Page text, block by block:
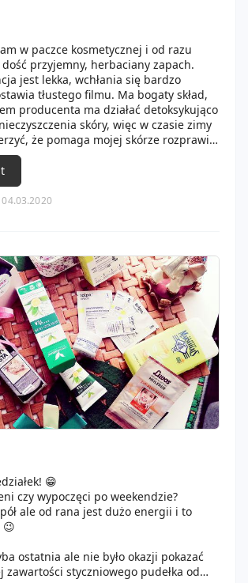
w paczce kosmetycznej i od razu
przyjemny, herbaciany zapach.
jest lekka, wchłania się bardzo
tłustego filmu. Ma bogaty skład,
producenta ma działać detoksykująco
skóry, więc w czasie zimy
że pomaga mojej skórze rozprawić
Poręczne opakowanie tuba sprawia, że
do końca, a przy tym jest na
można zabrać go do podróżnej
go każdego wieczoru i świetnie
i po którym skóra jest miękka mogę go
😁
czy wypoczęci po weekendzie?
ale od rana jest dużo energii i to
😉
ostatnia ale nie było okazji pokazać
zawartości styczniowego pudełka od